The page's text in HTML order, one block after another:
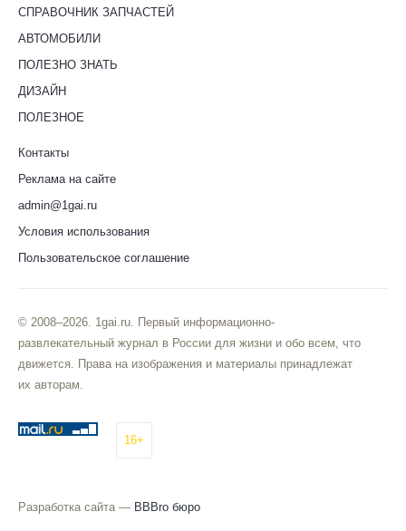
СПРАВОЧНИК ЗАПЧАСТЕЙ
АВТОМОБИЛИ
ПОЛЕЗНО ЗНАТЬ
ДИЗАЙН
ПОЛЕЗНОЕ
Контакты
Реклама на сайте
admin@1gai.ru
Условия использования
Пользовательское соглашение
© 2008–2026. 1gai.ru. Первый информационно-
развлекательный журнал в России для жизни и обо всем, что
движется. Права на изображения и материалы принадлежат
их авторам.
16+
Разработка сайта — BBBro бюро